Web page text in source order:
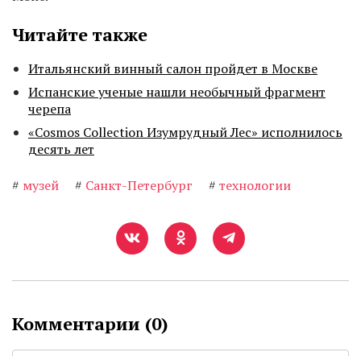
Читайте также
Итальянский винный салон пройдет в Москве
Испанские ученые нашли необычный фрагмент
черепа
«Cosmos Collection Изумрудный Лес» исполнилось
десять лет
# музей # Санкт-Петербург # технологии
Комментарии (0)